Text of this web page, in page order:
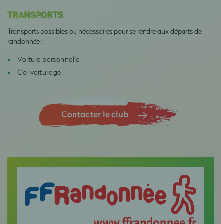
TRANSPORTS
Transports possibles ou nécessaires pour se rendre aux départs de
randonnée :
Voiture personnelle
Co-voiturage
Contacter le club